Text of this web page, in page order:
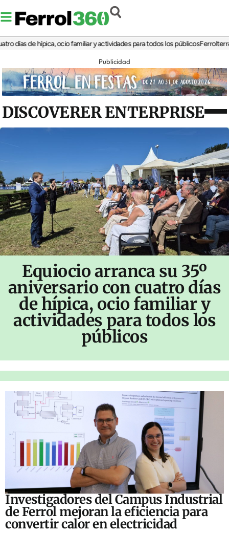
de hípica, ocio familiar y actividades para todos los públicosFerrolterra
Publicidad
DISCOVERER ENTERPRISE
Equiocio arranca su 35º
aniversario con cuatro días
de hípica, ocio familiar y
actividades para todos los
públicos
Investigadores del Campus Industrial
de Ferrol mejoran la eficiencia para
convertir calor en electricidad